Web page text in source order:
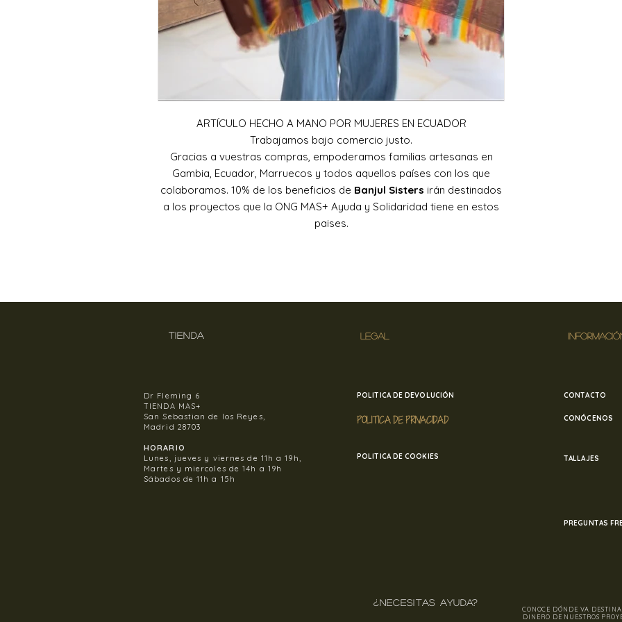
ARTÍCULO HECHO A MANO POR MUJERES EN ECUADOR
Trabajamos bajo comercio justo.
Gracias a vuestras compras, empoderamos familias artesanas en
Gambia, Ecuador, Marruecos y todos aquellos países con los que
colaboramos. 10% de los beneficios de Banjul Sisters irán destinados
a los proyectos que la ONG MAS+ Ayuda y Solidaridad tiene en estos
paises.
TIENDA
Dr Fleming 6
TIENDA MAS+
San Sebastian de los Reyes,
Madrid 28703
HORARIO
Lunes, jueves y viernes de 11h a 19h,
Martes y miercoles de 14h a 19h
Sábados de 11h a 15h
LEGAL
POLITICA DE DEVOLUCIÓN CONTACTO
POLITICA DE PRIVACIDAD CONÓCENOS
TALLAJES
POLITICA DE COOKIES
PREGUNTAS
¿NECESITAS AYUDA?
CONOCE DÓNDE VA
DINERO DE NUESTROS